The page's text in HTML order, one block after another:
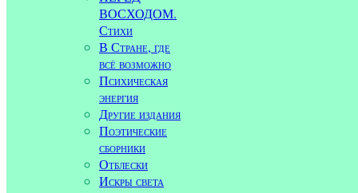
ВОСХОДОМ.
Стихи
В Стране, где
всё возможно
Психическая
энергия
Другие издания
Поэтические
сборники
Отблески
Искры света